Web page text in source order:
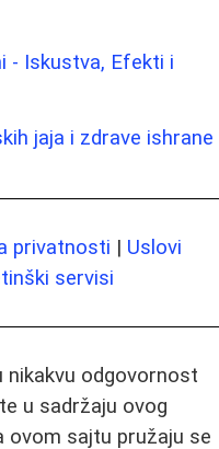
- Iskustva, Efekti i
jaja i zdrave ishrane
privatnosti | Uslovi
servisi
nikakvu odgovornost
u sadržaju ovog
ovom sajtu pružaju se